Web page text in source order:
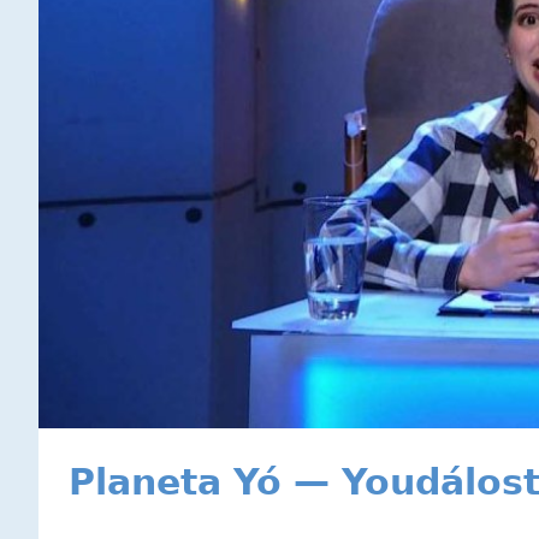
Planeta Yó —